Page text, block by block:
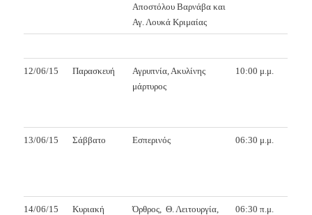
Αποστόλου Βαρνάβα και
Αγ. Λουκά Κριμαίας
12/06/15 Παρασκευή
Αγρυπνία, Ακυλίνης
μάρτυρος
10:00 μ.μ.
13/06/15 Σάββατο Εσπερινός 06:30 μ.μ.
14/06/15 Κυριακή Όρθρος, Θ. Λειτουργία, 06:30 π.μ.